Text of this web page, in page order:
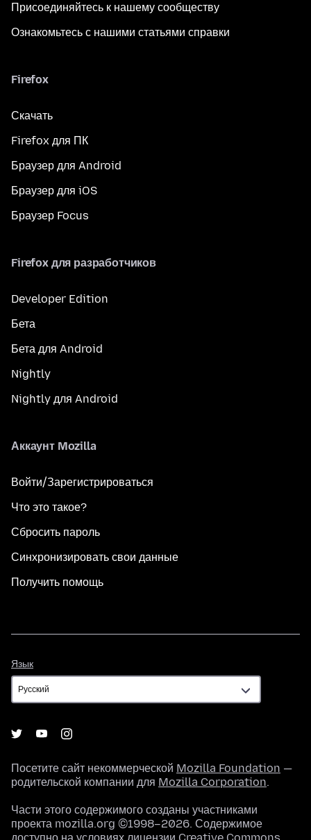
Присоединяйтесь к нашему сообществу
Ознакомьтесь с нашими статьями справки
Firefox
Скачать
Firefox для ПК
Браузер для Android
Браузер для iOS
Браузер Focus
Firefox для разработчиков
Developer Edition
Бета
Бета для Android
Nightly
Nightly для Android
Аккаунт Mozilla
Войти/Зарегистрироваться
Что это такое?
Сбросить пароль
Синхронизировать свои данные
Получить помощь
Язык
Посетите сайт некоммерческой Mozilla Foundation —
родительской компании для Mozilla Corporation.
Части этого содержимого созданы участниками
проекта mozilla.org ©1998–2026. Содержимое